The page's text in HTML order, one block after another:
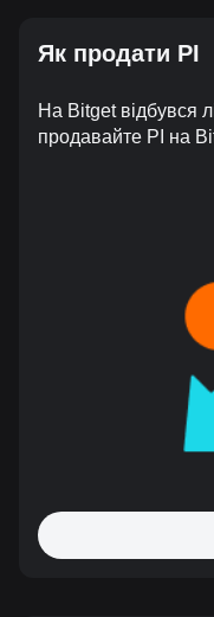
Як продати PI
На Bitget відбувся
продавайте PI на